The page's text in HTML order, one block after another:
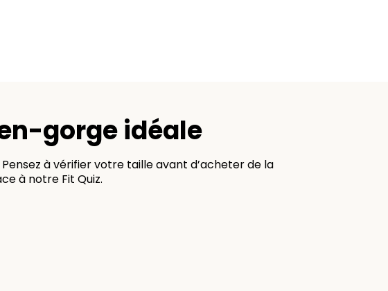
gorge idéale
à vérifier votre taille avant d’acheter de la
à notre Fit Quiz.